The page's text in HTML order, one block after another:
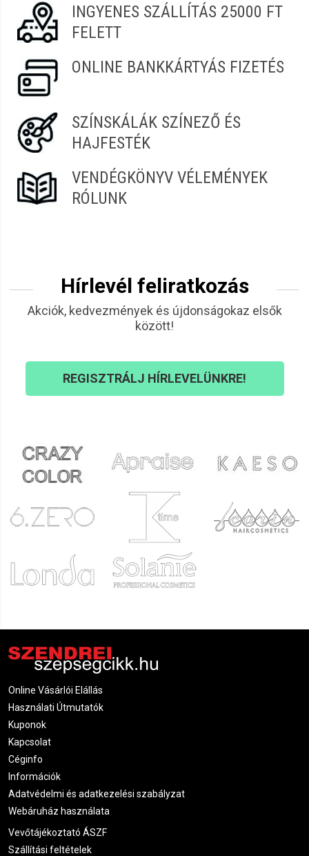
INGYENES SZÁLLÍTÁS 25000 FT
FELETT
ONLINE BANKKÁRTYÁS FIZETÉS
SZÍNSKÁLÁK SZÍNEZŐ ÉS
HAJFESTÉK
VENDÉGKÖNYV VÉLEMÉNYEK
RÓLUNK
Hírlevél feliratkozás
Akciók, kedvezmények és újdonságokaz elsők
között!
REGISZTRÁLJ HÍRLEVELÜNKRE!
Online Vásárlói Elállás
Használati Útmutatók
Kuponok
Kapcsolat
Céginfo
Információk
Adatvédelmi és adatkezelési szabályzat
Webáruház használata
Vevőtájékoztató ÁSZF
Szállítási feltételek